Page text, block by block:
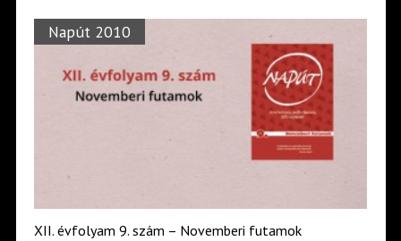
Napút 2010
XII. évfolyam 9. szám – Novemberi futamok